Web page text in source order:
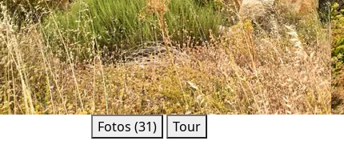
Fotos (31) Tour